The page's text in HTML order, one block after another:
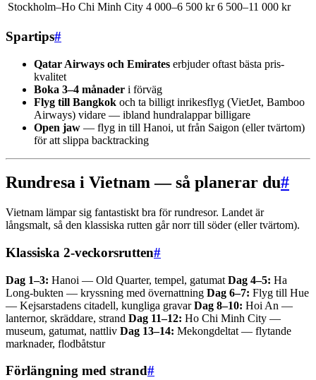
Stockholm–Ho Chi Minh City 4 000–6 500 kr 6 500–11 000 kr
Spartips#
Qatar Airways och Emirates erbjuder oftast bästa pris-
kvalitet
Boka 3–4 månader i förväg
Flyg till Bangkok och ta billigt inrikesflyg (VietJet, Bamboo
Airways) vidare — ibland hundralappar billigare
Open jaw — flyg in till Hanoi, ut från Saigon (eller tvärtom)
för att slippa backtracking
Rundresa i Vietnam — så planerar du#
Vietnam lämpar sig fantastiskt bra för rundresor. Landet är
långsmalt, så den klassiska rutten går norr till söder (eller tvärtom).
Klassiska 2-veckorsrutten#
Dag 1–3: Hanoi — Old Quarter, tempel, gatumat Dag 4–5: Ha
Long-bukten — kryssning med övernattning Dag 6–7: Flyg till Hue
— Kejsarstadens citadell, kungliga gravarDag 8–10: Hoi An —
lanternor, skräddare, strand Dag 11–12: Ho Chi Minh City —
museum, gatumat, nattliv Dag 13–14: Mekongdeltat — flytande
marknader, flodbåtstur
Förlängning med strand#